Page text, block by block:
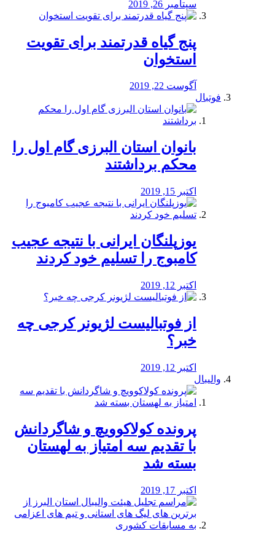
سپتامبر 26, 2019
پنج گیاه قدرتمند برای تقویت
استخوان
آگوست 22, 2019
فوتبال
بانوان استان البرزی گام اول را
محكم برداشتند
اکتبر 15, 2019
یوزپلنگان ایرانی با نتیجه عجیب
کامبوج را تسلیم خود کردند
اکتبر 12, 2019
از فوتبالیست لژیونر کرجی چه
خبر؟
اکتبر 12, 2019
والیبال
پرونده کولاکوویچ و شاگردانش
با تقدیم سه امتیاز به لهستان
بسته شد
اکتبر 17, 2019